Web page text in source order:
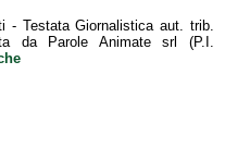
Testata Giornalistica aut. trib.
da Parole Animate srl (P.I.